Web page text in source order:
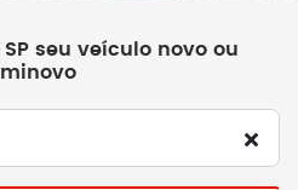
SP seu veículo novo ou